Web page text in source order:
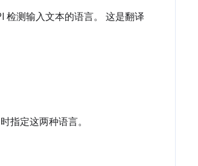
检测输入文本的语言。 这是翻译
指定这两种语言。